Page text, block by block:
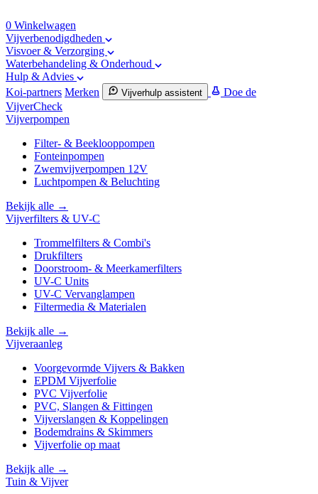
0 Winkelwagen
Vijverbenodigdheden
Visvoer & Verzorging
Waterbehandeling & Onderhoud
Hulp & Advies
Koi-partners Merken Vijverhulp assistent
Doe de
VijverCheck
Vijverpompen
Filter- & Beeklooppompen
Fonteinpompen
Zwemvijverpompen 12V
Luchtpompen & Beluchting
Bekijk alle →
Vijverfilters & UV-C
Trommelfilters & Combi's
Drukfilters
Doorstroom- & Meerkamerfilters
UV-C Units
UV-C Vervanglampen
Filtermedia & Materialen
Bekijk alle →
Vijveraanleg
Voorgevormde Vijvers & Bakken
EPDM Vijverfolie
PVC Vijverfolie
PVC, Slangen & Fittingen
Vijverslangen & Koppelingen
Bodemdrains & Skimmers
Vijverfolie op maat
Bekijk alle →
Tuin & Vijver